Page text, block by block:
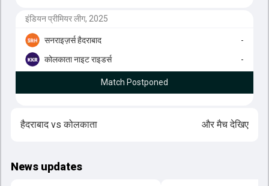
इंडियन प्रीमियर लीग, 2025
सनराइज़र्स हैदराबाद
-
कोलकाता नाइट राइडर्स
-
Match Postponed
हैदराबादvsकोलकाता और मैच देखिए
News updates